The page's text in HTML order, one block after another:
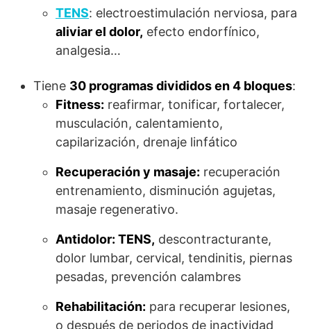
TENS: electroestimulación nerviosa, para
aliviar el dolor, efecto endorfínico,
analgesia…
Tiene 30 programas divididos en 4 bloques:
Fitness: reafirmar, tonificar, fortalecer,
musculación, calentamiento,
capilarización, drenaje linfático
Recuperación y masaje: recuperación
entrenamiento, disminución agujetas,
masaje regenerativo.
Antidolor: TENS, descontracturante,
dolor lumbar, cervical, tendinitis, piernas
pesadas, prevención calambres
Rehabilitación: para recuperar lesiones,
o después de periodos de inactividad